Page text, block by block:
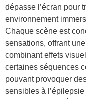
dépasse l’écran pour
environnement
Chaque scène est
sensations, offrant
combinant effets
certaines séquences
pouvant provoquer
sensibles à